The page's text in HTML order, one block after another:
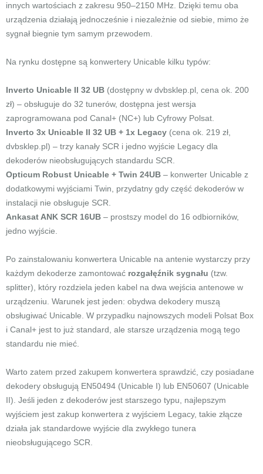
innych wartościach z zakresu 950–2150 MHz. Dzięki temu oba
urządzenia działają jednocześnie i niezależnie od siebie, mimo że
sygnał biegnie tym samym przewodem.
Na rynku dostępne są konwertery Unicable kilku typów:
Inverto Unicable II 32 UB (dostępny w dvbsklep.pl, cena ok. 200
zł) – obsługuje do 32 tunerów, dostępna jest wersja
zaprogramowana pod Canal+ (NC+) lub Cyfrowy Polsat.
Inverto 3x Unicable II 32 UB + 1x Legacy (cena ok. 219 zł,
dvbsklep.pl) – trzy kanały SCR i jedno wyjście Legacy dla
dekoderów nieobsługujących standardu SCR.
Opticum Robust Unicable + Twin 24UB – konwerter Unicable z
dodatkowymi wyjściami Twin, przydatny gdy część dekoderów w
instalacji nie obsługuje SCR.
Ankasat ANK SCR 16UB – prostszy model do 16 odbiorników,
jedno wyjście.
Po zainstalowaniu konwertera Unicable na antenie wystarczy przy
każdym dekoderze zamontować rozgałęźnik sygnału (tzw.
splitter), który rozdziela jeden kabel na dwa wejścia antenowe w
urządzeniu. Warunek jest jeden: obydwa dekodery muszą
obsługiwać Unicable. W przypadku najnowszych modeli Polsat Box
i Canal+ jest to już standard, ale starsze urządzenia mogą tego
standardu nie mieć.
Warto zatem przed zakupem konwertera sprawdzić, czy posiadane
dekodery obsługują EN50494 (Unicable I) lub EN50607 (Unicable
II). Jeśli jeden z dekoderów jest starszego typu, najlepszym
wyjściem jest zakup konwertera z wyjściem Legacy, takie złącze
działa jak standardowe wyjście dla zwykłego tunera
nieobsługującego SCR.